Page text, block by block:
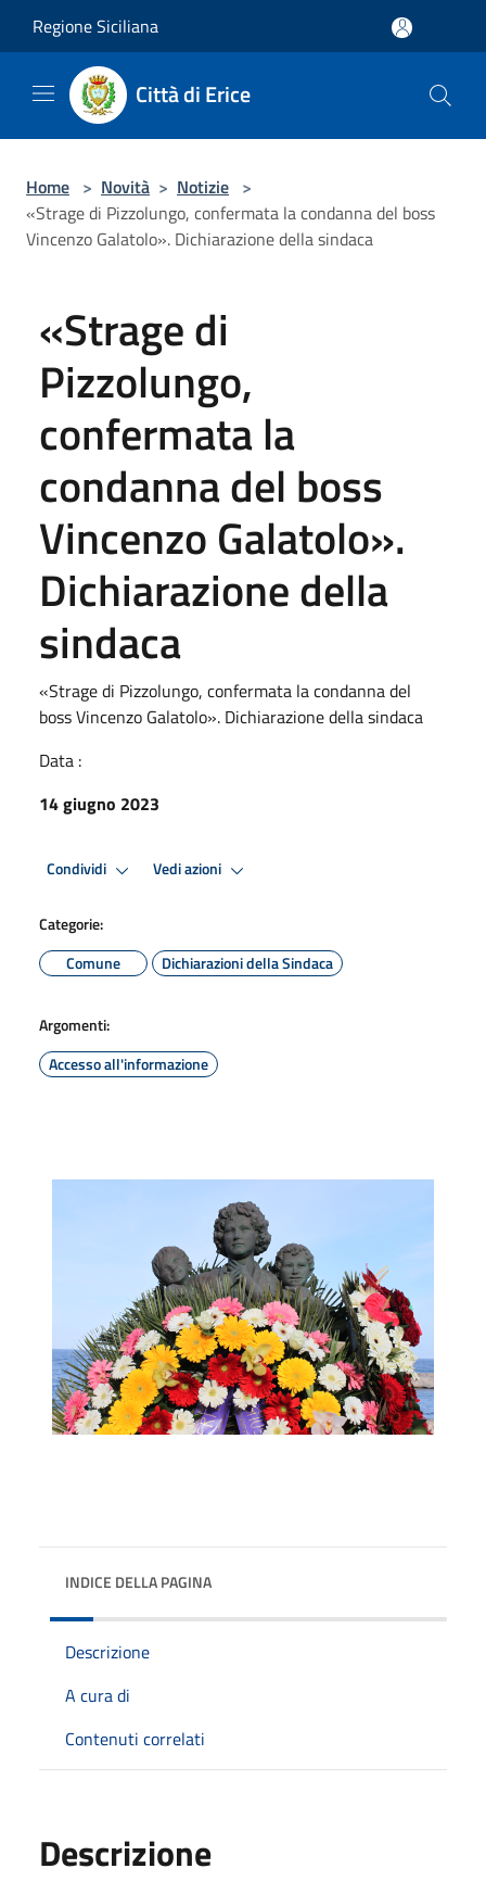
Regione Siciliana
Città di Erice
Home > Novità > Notizie >
«Strage di Pizzolungo, confermata la condanna del boss
Vincenzo Galatolo». Dichiarazione della sindaca
«Strage di
Pizzolungo,
confermata la
condanna del boss
Vincenzo Galatolo».
Dichiarazione della
sindaca
«Strage di Pizzolungo, confermata la condanna del
boss Vincenzo Galatolo». Dichiarazione della sindaca
Data :
14 giugno 2023
Condividi Vedi azioni
Categorie:
Comune
Dichiarazioni della Sindaca
Argomenti:
Accesso all'informazione
INDICE DELLA PAGINA
Descrizione
A cura di
Contenuti correlati
Descrizione